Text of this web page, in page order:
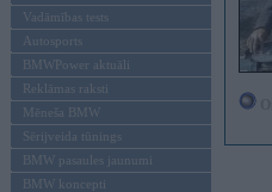
Vadāmības tests
Autosports
BMWPower aktuāli
Reklāmas raksti
Mēneša BMW
Sērijveida tūnings
BMW pasaules jaunumi
BMW koncepti